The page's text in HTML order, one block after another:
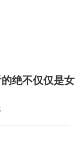
绝不仅仅是女